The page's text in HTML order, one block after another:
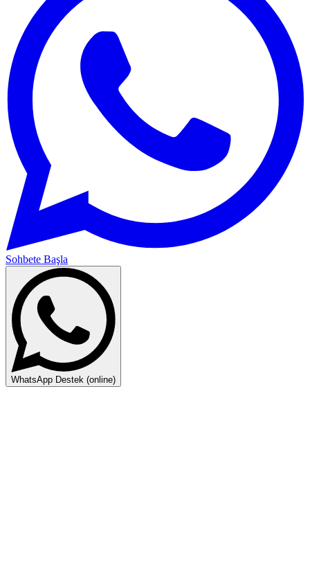
Sohbete Başla
WhatsApp Destek (online)